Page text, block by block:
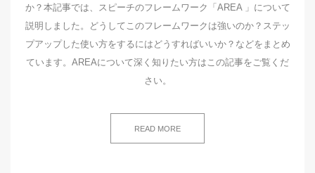
か？本記事では、スピーチのフレームワーク「AREA 」について
説明しました。どうしてこのフレームワークは強いのか？ステッ
プアップした使い方をするにはどうすればいいか？などをまとめ
ています。AREAについて深く知りたい方はこの記事をご覧くだ
さい。
READ MORE